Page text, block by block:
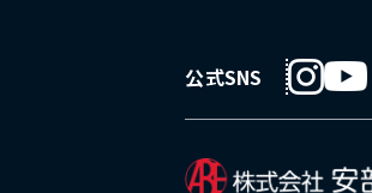
公式SNS